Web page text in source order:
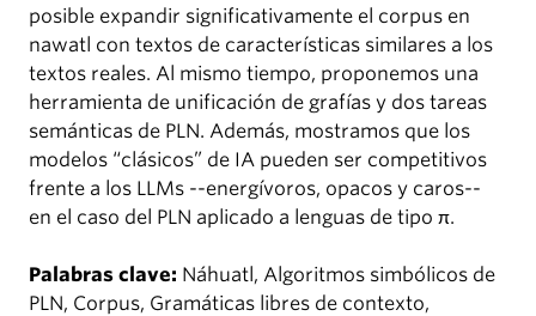
posible expandir significativamente el corpus en
nawatl con textos de características similares a los
textos reales. Al mismo tiempo, proponemos una
herramienta de unificación de grafías y dos tareas
semánticas de PLN. Además, mostramos que los
modelos “clásicos” de IA pueden ser competitivos
frente a los LLMs --energívoros, opacos y caros--
en el caso del PLN aplicado a lenguas de tipo π.
Palabras clave: Náhuatl, Algoritmos simbólicos de
PLN, Corpus, Gramáticas libres de contexto,